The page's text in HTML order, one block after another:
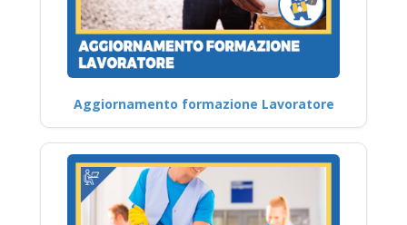
Aggiornamento formazione Lavoratore